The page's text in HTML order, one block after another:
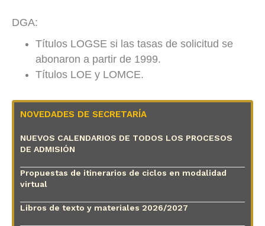
DGA:
Títulos LOGSE si las tasas de solicitud se
abonaron a partir de 1999.
Títulos LOE y LOMCE.
NOVEDADES DE SECRETARÍA
NUEVOS CALENDARIOS DE TODOS LOS PROCESOS
DE ADMISIÓN
Propuestas de itinerarios de ciclos en modalidad
virtual
Libros de texto y materiales 2026/2027